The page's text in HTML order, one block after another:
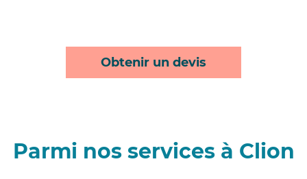
Obtenir un devis
Parmi nos services à Clion